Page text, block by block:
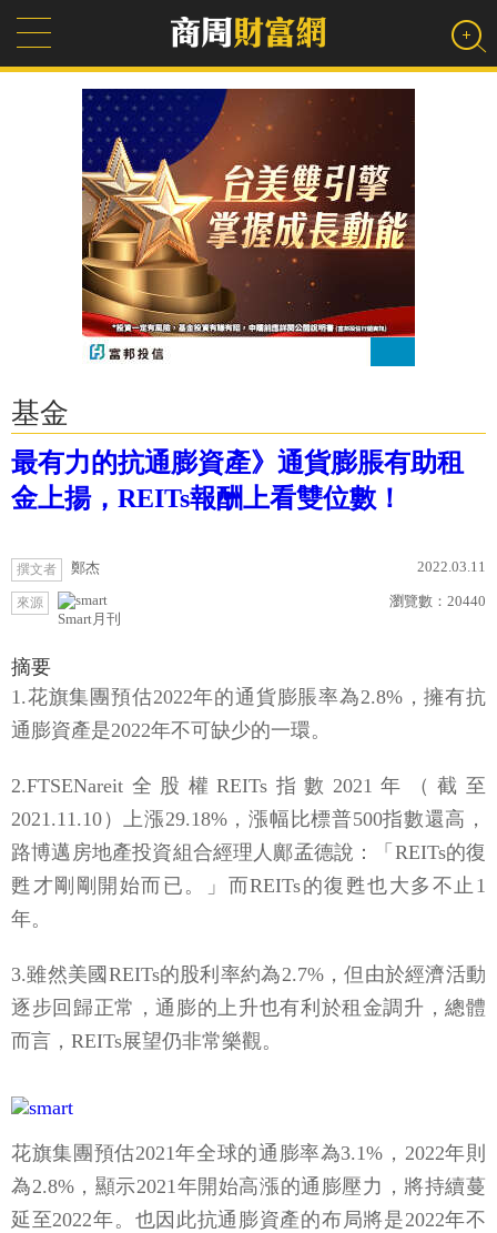
基金
最有力的抗通膨資產》通貨膨脹有助租
金上揚，REITs報酬上看雙位數！
撰文者 鄭杰 2022.03.11
來源
Smart月刊
瀏覽數： 20440
摘要
1.花旗集團預估2022年的通貨膨脹率為2.8%，擁有抗
通膨資產是2022年不可缺少的一環。
2.FTSENareit全股權REITs指數2021年（截至
2021.11.10）上漲29.18%，漲幅比標普500指數還高，
路博邁房地產投資組合經理人鄺孟德說：「REITs的復
甦才剛剛開始而已。」而REITs的復甦也大多不止1
年。
3.雖然美國REITs的股利率約為2.7%，但由於經濟活動
逐步回歸正常，通膨的上升也有利於租金調升，總體
而言，REITs展望仍非常樂觀。
花旗集團預估2021年全球的通膨率為3.1%，2022年則
為2.8%，顯示2021年開始高漲的通膨壓力，將持續蔓
延至2022年。也因此抗通膨資產的布局將是2022年不